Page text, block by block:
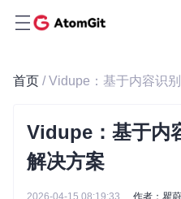
首页 / Vidupe：基于内容识
Vidupe：基于内
解决方案
2026-04-15 08:19:33 作者：瞿